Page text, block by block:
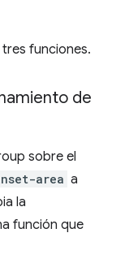
funciones.
de
sobre el
area a
la
función que